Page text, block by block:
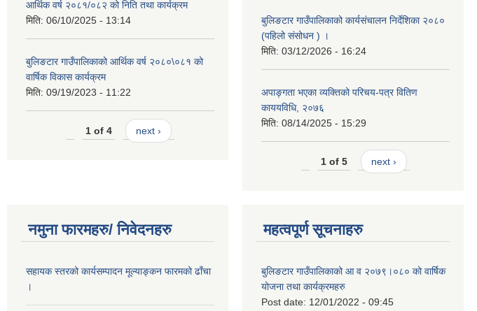
आर्थिक वर्ष २०८१/०८२ को निति तथा कार्यक्रम
मिति: 06/10/2025 - 13:14
बुलिङटार गाउँपालिकाको आर्थिक वर्ष २०८०\०८१ को
वार्षिक विकास कार्यक्रम
मिति: 09/19/2023 - 11:22
1 of 4 next ›
बुलिङटार गाउँपालिकाको कार्यसंचालन निर्देशिका २०८०
(पहिलो संसोधन ) ।
मिति: 03/12/2026 - 16:24
अपाङ्गता भएका व्यक्तिको परिचय-पत्र वितिण
काययविधि, २०७६
मिति: 08/14/2025 - 15:29
1 of 5 next ›
नमुना फारमहरु/ निवेदनहरु
सहायक स्तरको कार्यसम्पादन मूल्याङ्कन फारमको ढाँचा
।
महत्वपूर्ण सूचनाहरु
बुलिङटार गाउँपालिकाको आ व २०७९।०८० को वार्षिक
योजना तथा कार्यक्रमहरु
Post date: 12/01/2022 - 09:45